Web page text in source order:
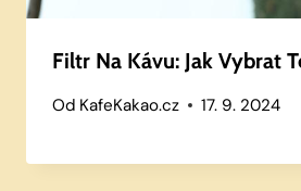
Filtr Na Kávu: Jak Vybrat
Od KafeKakao.cz 17. 9. 2024